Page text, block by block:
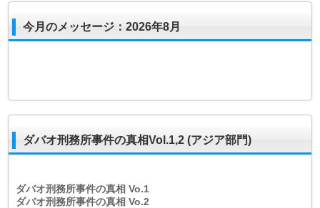
今月のメッセージ：2026年8月
ダバオ刑務所事件の真相Vol.1,2 (アジア部門)
ダバオ刑務所事件の真相Vo.1
ダバオ刑務所事件の真相Vo.2